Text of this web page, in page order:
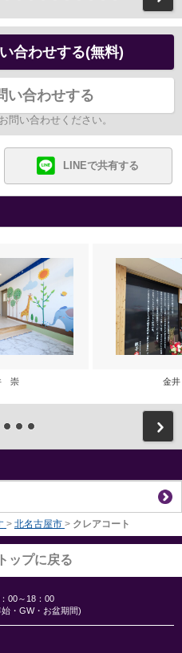
合わせする(無料)
い合わせする
問い合わせください。
LINEで共有する
崇 金
> 北名古屋市 > クレアコート
ップに戻る
00～18：00
・GW・お盆期間)